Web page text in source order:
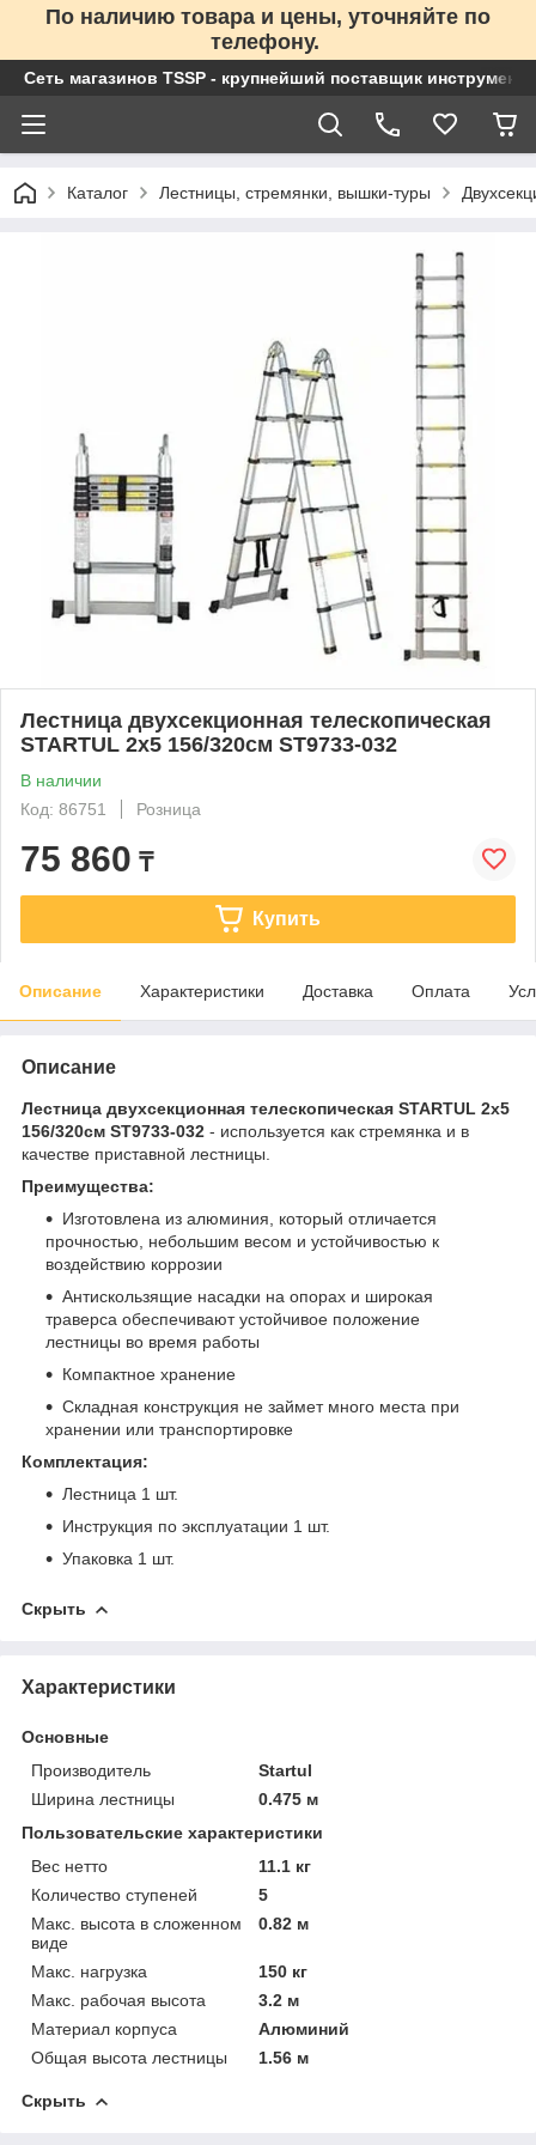
По наличию товара и цены, уточняйте по
телефону.
Сеть магазинов TSSP - крупнейший поставщик
Каталог Лестницы, стремянки, вышки-туры
Лестница двухсекционная телескопическая
STARTUL 2х5 156/320см ST9733-032
В наличии
Код: 86751
Розница
75 860 ₸
Купить
Описание Характеристики Доставка Оплата
Описание
Лестница двухсекционная телескопическая STARTUL 2х5
156/320см ST9733-032 - используется как стремянка и в
качестве приставной лестницы.
Преимущества:
Изготовлена из алюминия, который отличается
прочностью, небольшим весом и устойчивостью к
воздействию коррозии
Антискользящие насадки на опорах и широкая
траверса обеспечивают устойчивое положение
лестницы во время работы
Компактное хранение
Складная конструкция не займет много места при
хранении или транспортировке
Комплектация:
Лестница 1 шт.
Инструкция по эксплуатации 1 шт.
Упаковка 1 шт.
Скрыть
Характеристики
Основные
Производитель
Startul
Ширина лестницы
0.475 м
Пользовательские характеристики
Вес нетто
11.1 кг
Количество ступеней
5
Макс. высота в сложенном
виде
0.82 м
Макс. нагрузка
150 кг
Макс. рабочая высота
3.2 м
Материал корпуса
Алюминий
Общая высота лестницы
1.56 м
Скрыть